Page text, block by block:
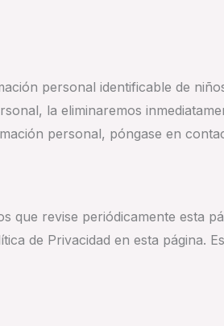
personal identificable de
la eliminaremos
personal, póngase en
que revise periódicamente esta
de Privacidad en esta página.